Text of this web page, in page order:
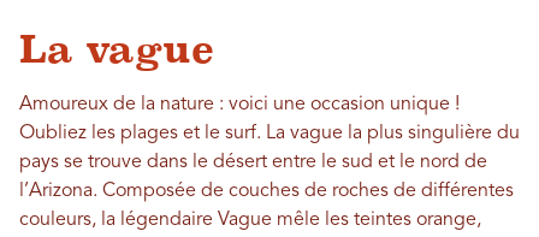
La vague
Amoureux de la nature : voici une occasion unique !
Oubliez les plages et le surf. La vague la plus singulière du
pays se trouve dans le désert entre le sud et le nord de
l’Arizona. Composée de couches de roches de différentes
couleurs, la légendaire Vague mêle les teintes orange,